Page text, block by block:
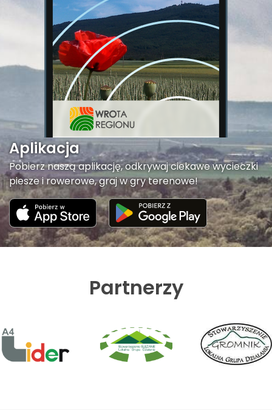
Aplikacja
Pobierz naszą aplikację, odkrywaj ciekawe wycieczki
piesze i rowerowe, graj w gry terenowe!
Partnerzy